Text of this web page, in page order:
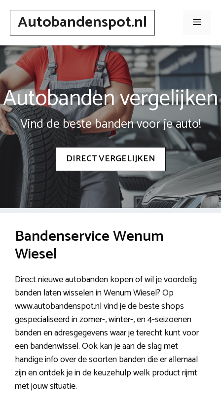
Spring
inhoudAutobandenspot.nl Menu
Autobanden vergelijken
Vind de beste banden voor je auto!
DIRECT VERGELIJKEN
Bandenservice Wenum
Wiesel
Direct nieuwe autobanden kopen of wil je voordelig
banden laten wisselen in Wenum Wiesel? Op
www.autobandenspot.nl vind je de beste shops
gespecialiseerd in zomer-, winter-, en 4-seizoenen
banden en adresgegevens waar je terecht kunt voor
een bandenwissel. Ook kan je aan de slag met
handige info over de soorten banden die er allemaal
zijn en ontdek je in de keuzehulp welk product rijmt
met jouw situatie.